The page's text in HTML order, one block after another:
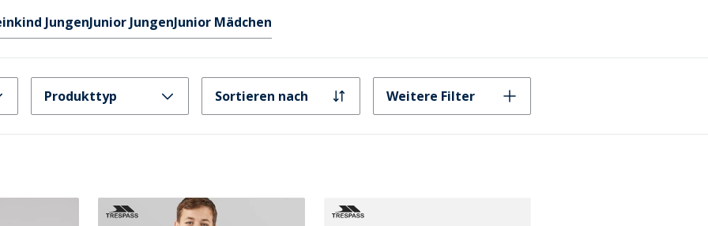
JungenJunior JungenJunior Mädchen
Produkttyp Sortieren nach Weitere Filter